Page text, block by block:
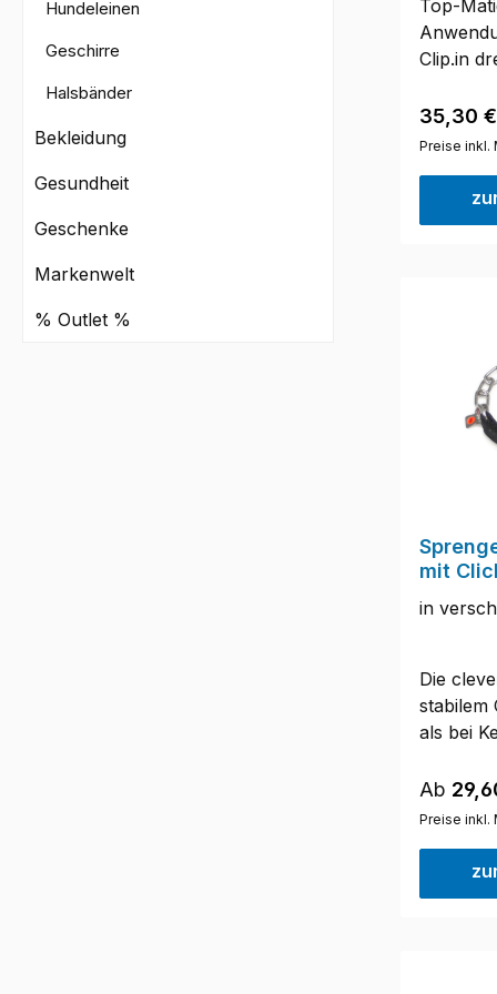
Hundeleinen
Geschirre
Halsbänder
Bekleidung
Gesundheit
Geschenke
Markenwelt
% Outlet %
Top-
Clip.in
(Magnet
35,30 €
Preise inkl.
mit
in
Die
stabilem
als bei
einer
Ab
Preise inkl.